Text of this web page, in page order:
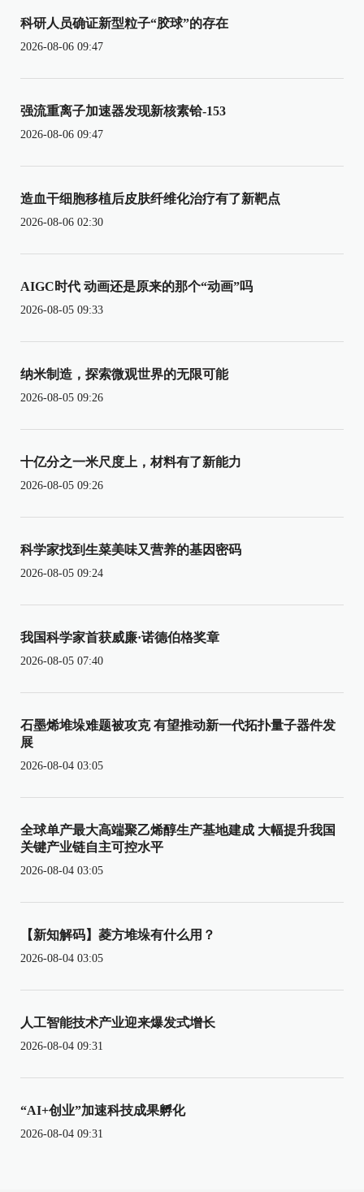
科研人员确证新型粒子“胶球”的存在
2026-08-06 09:47
强流重离子加速器发现新核素铪-153
2026-08-06 09:47
造血干细胞移植后皮肤纤维化治疗有了新靶点
2026-08-06 02:30
AIGC时代 动画还是原来的那个“动画”吗
2026-08-05 09:33
纳米制造，探索微观世界的无限可能
2026-08-05 09:26
十亿分之一米尺度上，材料有了新能力
2026-08-05 09:26
科学家找到生菜美味又营养的基因密码
2026-08-05 09:24
我国科学家首获威廉·诺德伯格奖章
2026-08-05 07:40
石墨烯堆垛难题被攻克 有望推动新一代拓扑量子器件发
展
2026-08-04 03:05
全球单产最大高端聚乙烯醇生产基地建成 大幅提升我国
关键产业链自主可控水平
2026-08-04 03:05
【新知解码】菱方堆垛有什么用？
2026-08-04 03:05
人工智能技术产业迎来爆发式增长
2026-08-04 09:31
“AI+创业”加速科技成果孵化
2026-08-04 09:31